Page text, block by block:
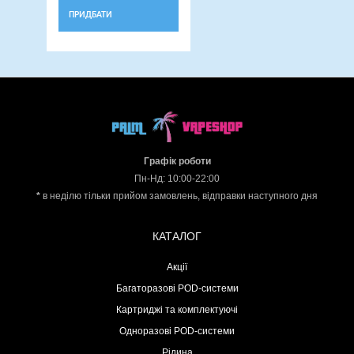
ПРИДБАТИ
Графік роботи
Пн-Нд: 10:00-22:00
* в неділю тільки прийом замовлень, відправки наступного дня
КАТАЛОГ
Акції
Багаторазові POD-системи
Картриджі та комплектуючі
Одноразові POD-системи